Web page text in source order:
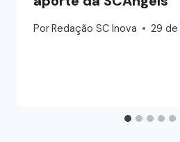
PorRedação SC Inova 29